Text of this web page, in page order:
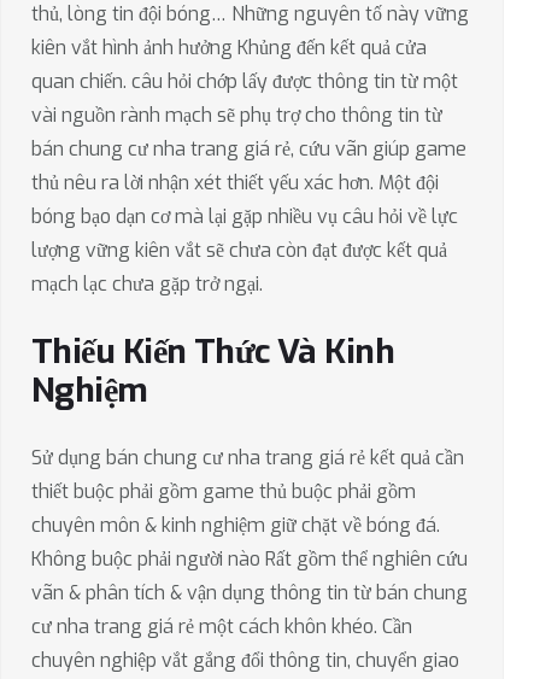
thủ, lòng tin đội bóng… Những nguyên tố này vững
kiên vắt hình ảnh hưởng Khủng đến kết quả cửa
quan chiến. câu hỏi chớp lấy được thông tin từ một
vài nguồn rành mạch sẽ phụ trợ cho thông tin từ
bán chung cư nha trang giá rẻ, cứu vãn giúp game
thủ nêu ra lời nhận xét thiết yếu xác hơn. Một đội
bóng bạo dạn cơ mà lại gặp nhiều vụ câu hỏi về lực
lượng vững kiên vắt sẽ chưa còn đạt được kết quả
mạch lạc chưa gặp trở ngại.
Thiếu Kiến Thức Và Kinh
Nghiệm
Sử dụng bán chung cư nha trang giá rẻ kết quả cần
thiết buộc phải gồm game thủ buộc phải gồm
chuyên môn & kinh nghiệm giữ chặt về bóng đá.
Không buộc phải người nào Rất gồm thể nghiên cứu
vãn & phân tích & vận dụng thông tin từ bán chung
cư nha trang giá rẻ một cách khôn khéo. Cần
chuyên nghiệp vắt gắng đổi thông tin, chuyển giao